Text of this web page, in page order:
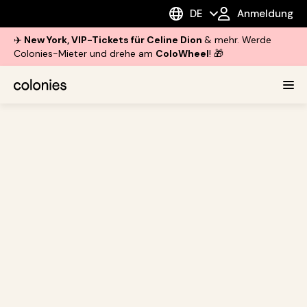
DE Anmeldung
✈️ New York, VIP-Tickets für Celine Dion & mehr. Werde
Colonies-Mieter und drehe am ColoWheel! 🎁